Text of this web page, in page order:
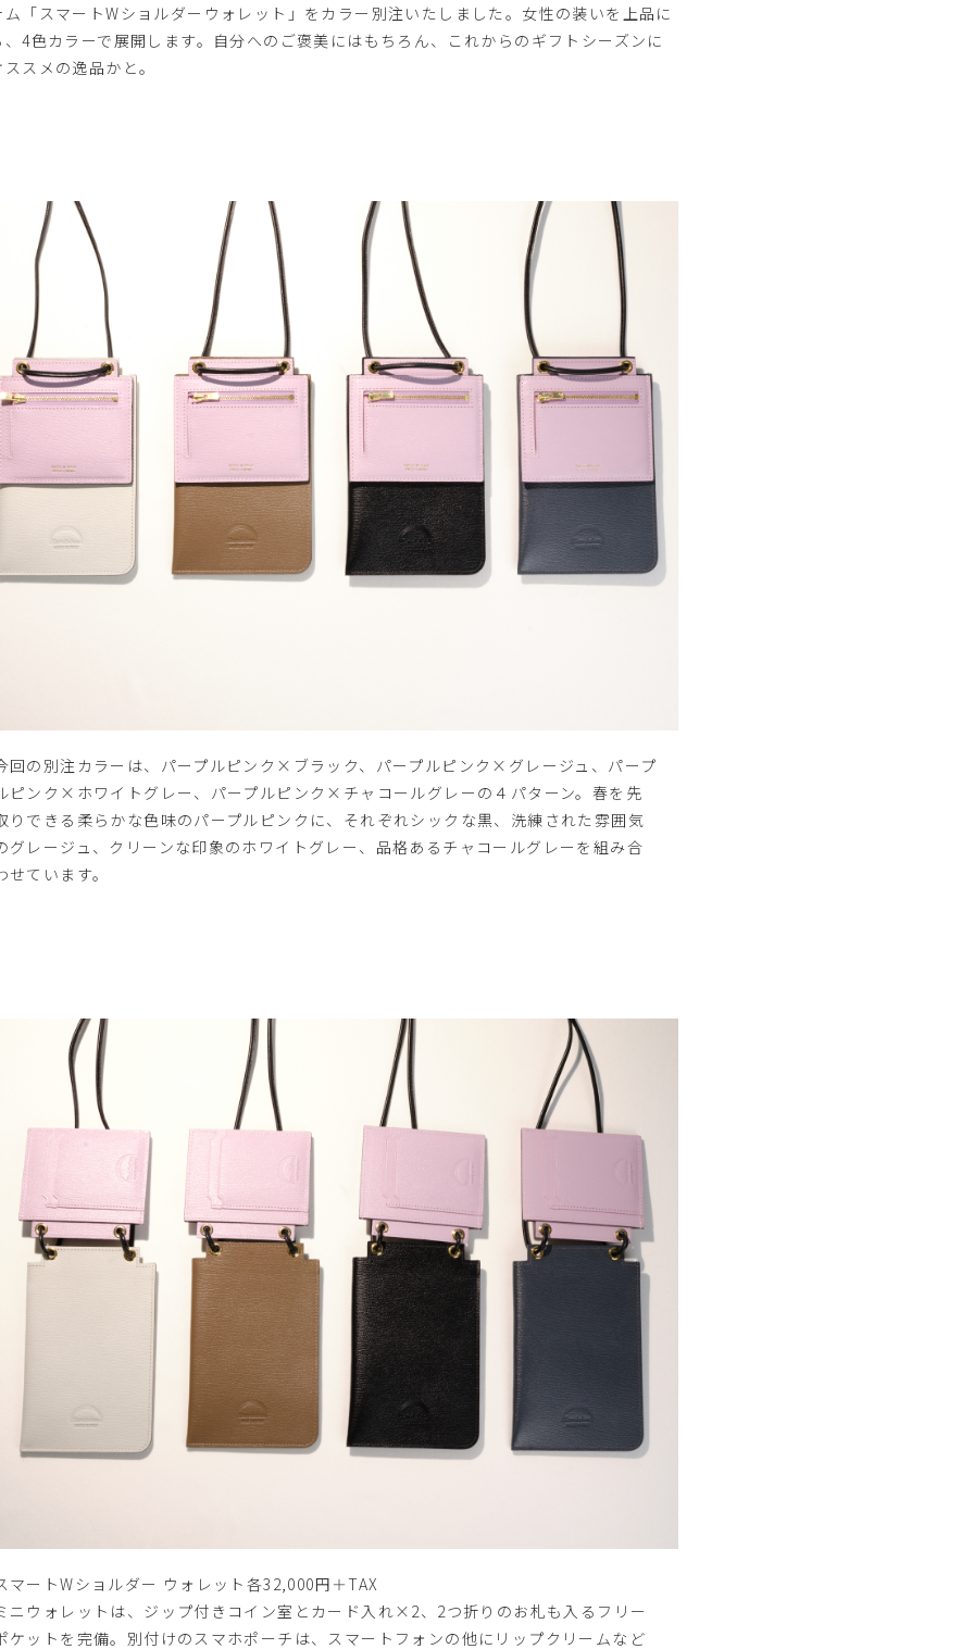
ム「スマートWショルダーウォレット」をカラー別注いたしました。女性の装いを上品に
、4色カラーで展開します。自分へのご褒美にはもちろん、これからのギフトシーズンに
スメの逸品かと。
回の別注カラーは、パープルピンク×ブラック、パープルピンク×グレージュ、パープ
ピンク×ホワイトグレー、パープルピンク×チャコールグレーの４パターン。春を先
りできる柔らかな色味のパープルピンクに、それぞれシックな黒、洗練された雰囲気
グレージュ、クリーンな印象のホワイトグレー、品格あるチャコールグレーを組み合
せています。
マートWショルダー ウォレット各32,000円＋TAX
ニウォレットは、ジップ付きコイン室とカード入れ×2、2つ折りのお札も入るフリー
ケットを完備。別付けのスマホポーチは、スマートフォンの他にリップクリームなど